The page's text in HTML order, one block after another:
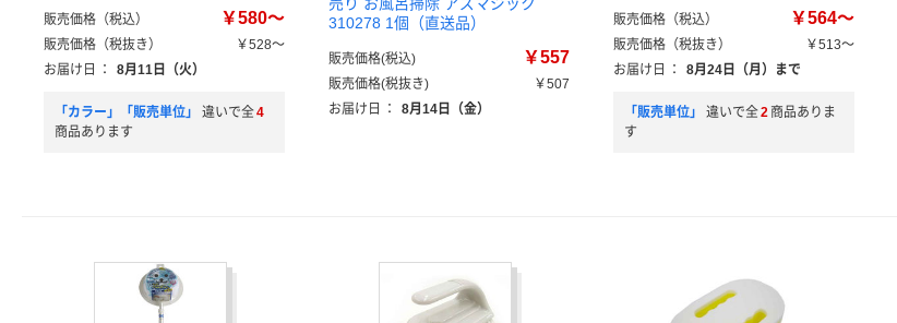
販売価格（税込） ￥580～
販売価格（税抜き）
￥528～
お届け日
： 8月11日（火）
「カラー」「販売単位」 違いで全4
商品あります
310278 1個（直送品）
販売価格(税込) ￥557
販売価格(税抜き)
￥507
お届け日
： 8月14日（金）
販売価格（税込） ￥564～
販売価格（税抜き）
￥513～
お届け日
： 8月24日（月）まで
「販売単位」 違いで全2 商品ありま
す